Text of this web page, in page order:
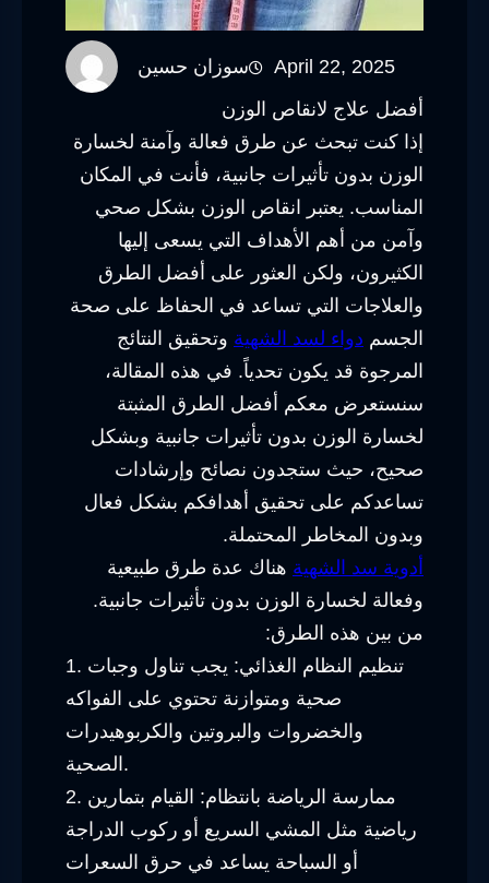
سوزان حسين
April 22, 2025
أفضل علاج لانقاص الوزن
إذا كنت تبحث عن طرق فعالة وآمنة لخسارة
الوزن بدون تأثيرات جانبية، فأنت في المكان
المناسب. يعتبر انقاص الوزن بشكل صحي
وآمن من أهم الأهداف التي يسعى إليها
الكثيرون، ولكن العثور على أفضل الطرق
والعلاجات التي تساعد في الحفاظ على صحة
الجسم دواء لسد الشهية وتحقيق النتائج
المرجوة قد يكون تحدياً. في هذه المقالة،
سنستعرض معكم أفضل الطرق المثبتة
لخسارة الوزن بدون تأثيرات جانبية وبشكل
صحيح، حيث ستجدون نصائح وإرشادات
تساعدكم على تحقيق أهدافكم بشكل فعال
وبدون المخاطر المحتملة.
أدوية سد الشهية هناك عدة طرق طبيعية
وفعالة لخسارة الوزن بدون تأثيرات جانبية.
من بين هذه الطرق:
1. تنظيم النظام الغذائي: يجب تناول وجبات
صحية ومتوازنة تحتوي على الفواكه
والخضروات والبروتين والكربوهيدرات
الصحية.
2. ممارسة الرياضة بانتظام: القيام بتمارين
رياضية مثل المشي السريع أو ركوب الدراجة
أو السباحة يساعد في حرق السعرات